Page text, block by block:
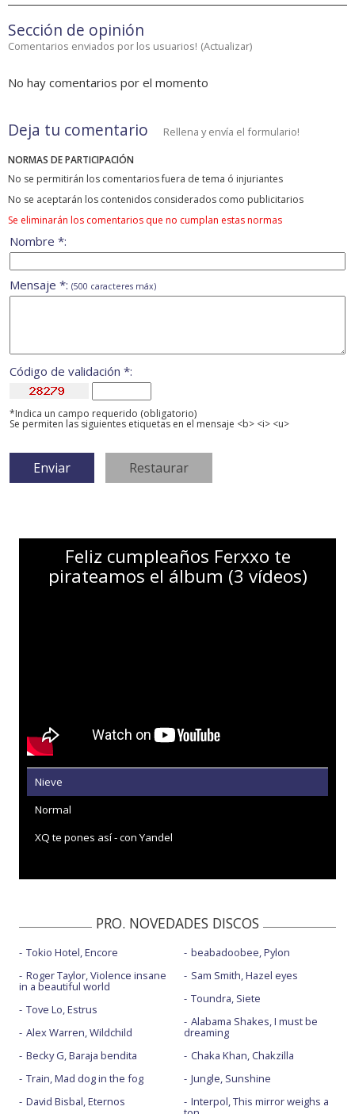
Sección de opinión
Comentarios enviados por los usuarios! (Actualizar)
No hay comentarios por el momento
Deja tu comentario Rellena y envía el formulario!
NORMAS DE PARTICIPACIÓN
No se permitirán los comentarios fuera de tema ó injuriantes
No se aceptarán los contenidos considerados como publicitarios
Se eliminarán los comentarios que no cumplan estas normas
Nombre *:
Mensaje *: (500 caracteres máx)
Código de validación *:
*Indica un campo requerido (obligatorio)
Se permiten las siguientes etiquetas en el mensaje <b> <i> <u>
Feliz cumpleaños Ferxxo te
pirateamos el álbum (3 vídeos)
Nieve
Normal
XQ te pones así - con Yandel
PRO. NOVEDADES DISCOS
Tokio Hotel, Encore
Roger Taylor, Violence insane
in a beautiful world
Tove Lo, Estrus
Alex Warren, Wildchild
Becky G, Baraja bendita
Train, Mad dog in the fog
David Bisbal, Eternos
beabadoobee, Pylon
Sam Smith, Hazel eyes
Toundra, Siete
Alabama Shakes, I must be
dreaming
Chaka Khan, Chakzilla
Jungle, Sunshine
Interpol, This mirror weighs a